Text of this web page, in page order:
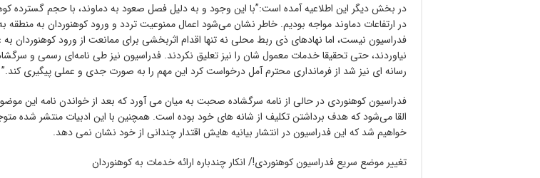
در بخش دیگر این اطلاعیه آمده است:”با این وجود و به دلیل فصل صعود به دماوند، با حجم گسترده
در ارتفاعات دماوند مواجه بودیم. خاطر نشان می‌شود اعمال ممنوعیت تردد و ورود کوهنوردان به منطقه
فدراسیون نیست، اما نهادهای ذی ربط محلی نه تنها اقدام اثربخشی برای ممانعت از ورود کوهنوردان
نیاوردند، حتی تحقیقا خدمات معمول شان را نیز تعلیق نکردند. فدراسیون نیز طی نامه‌ای رسمی و
رسانه ای نیز شد از فرمانداری محترم آمل درخواست کرد این مهم را به صورت جدی و عملی پیگیری کند.”
فدراسیون کوهنوردی در حالی از نامه سرگشاده صحبت به میان می آورد که بعد از خواندن نامه این
القا می‌شود که هدف برداشتن تکلیف از شانه های خود بوده است. همچنین با این ادبیات منتشر شده
خواهیم شد که این فدراسیون در انتشار بیانیه هایش اقتدار چندانی از خود نشان نمی دهد.
تغییر موضع سریع فدراسیون کوهنوردی!/ انکار چندباره ارائه خدمات به کوهنوردان